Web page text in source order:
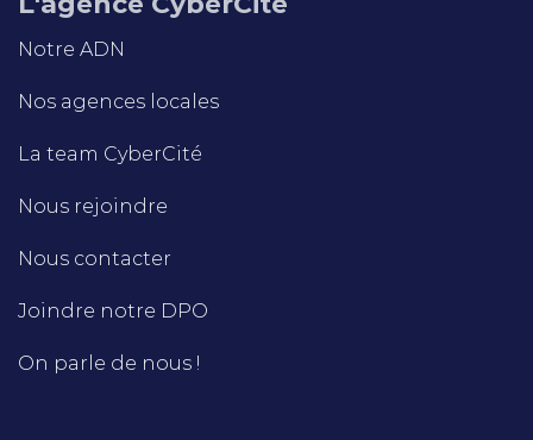
Notre ADN
Nos agences locales
La team CyberCité
Nous rejoindre
Nous contacter
Joindre notre DPO
On parle de nous !